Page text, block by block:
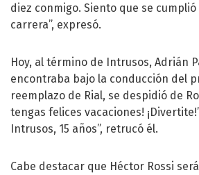
diez conmigo. Siento que se
carrera”, expresó.
Hoy, al término de Intrusos, Adrián
encontraba bajo la conducción del
reemplazo de Rial, se despidió de
tengas felices vacaciones!
Intrusos, 15 años”, retrucó él.
Cabe destacar que Héctor Rossi